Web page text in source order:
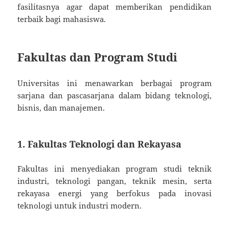
fasilitasnya agar dapat memberikan pendidikan
terbaik bagi mahasiswa.
Fakultas dan Program Studi
Universitas ini menawarkan berbagai program
sarjana dan pascasarjana dalam bidang teknologi,
bisnis, dan manajemen.
1. Fakultas Teknologi dan Rekayasa
Fakultas ini menyediakan program studi teknik
industri, teknologi pangan, teknik mesin, serta
rekayasa energi yang berfokus pada inovasi
teknologi untuk industri modern.